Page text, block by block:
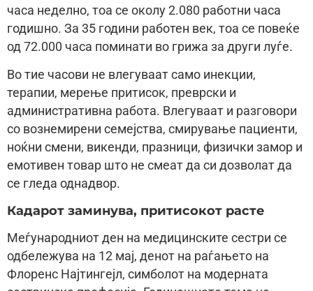
часа неделно, тоа се околу 2.080 работни часа
годишно. За 35 години работен век, тоа се повеќе
од 72.000 часа поминати во грижа за други луѓе.
Во тие часови не влегуваат само инекции,
терапии, мерење притисок, преврски и
административна работа. Влегуваат и разговори
со вознемирени семејства, смирување пациенти,
ноќни смени, викенди, празници, физички замор и
емотивен товар што не смеат да си дозволат да
се гледа однадвор.
Кадарот заминува, притисокот расте
Меѓународниот ден на медицинските сестри се
одбележува на 12 мај, денот на раѓањето на
Флоренс Најтингејл, симболот на модерната